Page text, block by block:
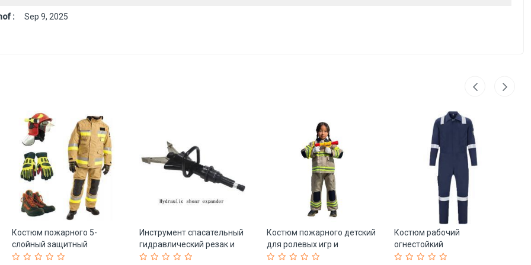
: Sep 9, 2025
Костюм пожарного 5-
слойный защитный
комплект 3 уровня (арт. 25-
Инструмент спасательный
гидравлический резак и
расширитель 6 шт (арт. 25-
Костюм пожарного детский
для ролевых игр и
Хэллоуина (арт. 25-5086346)
Костюм рабочий
огнестойкий
антистатический униформа